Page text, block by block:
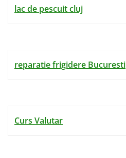
lac de pescuit cluj
reparatie frigidere Bucuresti
Curs Valutar